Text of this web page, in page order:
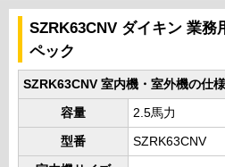
SZRK63CNV ダイキン 業務
ペック
SZRK63CNV 室内機・室外機の仕様
容量 2.5馬力
型番 SZRK63CNV